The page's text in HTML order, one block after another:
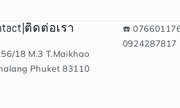
ติดต่อเรา
18 M.3 T.Maikhao
Phuket 83110
☎️
0924287817